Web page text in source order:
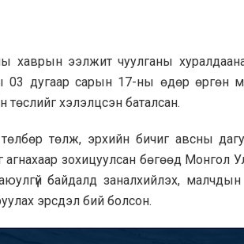
хаврын ээлжит чуулганы
03 дугаар сарын 17-ны өдөр өргөн
төслийг хэлэлцсэн баталсан.
төлж, эрхийн бичиг авсны
зохицуулсан бөгөөд Монгол
байдалд заналхийлэх,
эрсдэл бий болсон.